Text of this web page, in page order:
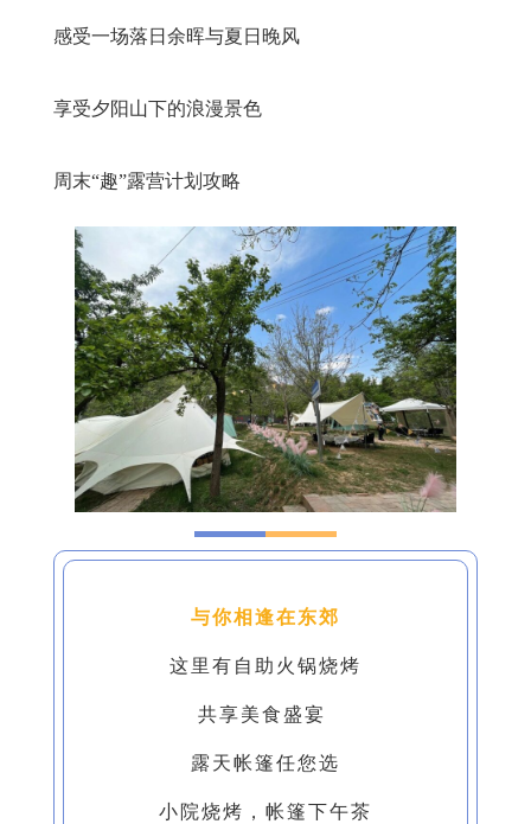
感受一场落日余晖与夏日晚风
享受夕阳山下的浪漫景色
周末“趣”露营计划攻略
与你相逢在东郊
这里有自助火锅烧烤
共享美食盛宴
露天帐篷任您选
小院烧烤，帐篷下午茶